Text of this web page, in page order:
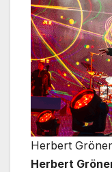
Herbert
Herbert